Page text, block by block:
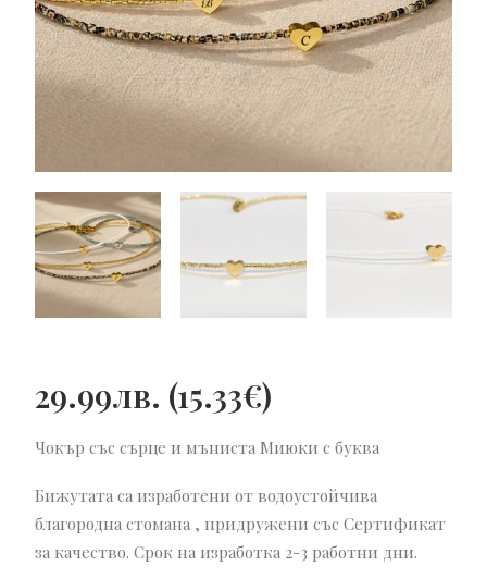
29.99лв. (15.33€)
Чокър със сърце и мъниста Миюки с буква
Бижутата са изработени от водоустойчива
благородна стомана , придружени със Сертификат
за качество. Срок на изработка 2-3 работни дни.